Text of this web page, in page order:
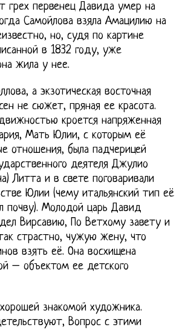
грех первенец Давида умер на
Самойлова взяла Амацилию на
но, судя по картине
в 1832 году, уже
жила у нее.
а экзотическая восточная
не сюжет, пряная ее красота.
кроется напряженная
Мать Юлии, с которым её
отношения, была падчерицей
деятеля Джулио
Литта и в свете поговаривали
Юлии (чему итальянский тип её
почву). Молодой царь Давид
Вирсавию, По Ветхому завету и
страстно, чужую жену, что
взять её. Она восхищена
– объектом ее детского
знакомой художника.
Вопрос с этими